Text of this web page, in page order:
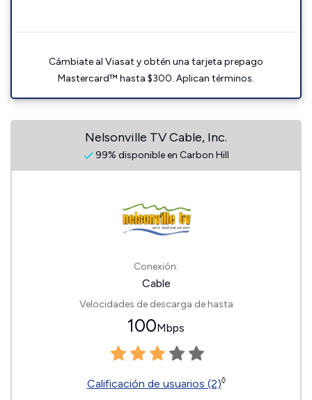
Cámbiate al Viasat y obtén una tarjeta prepago
Mastercard™ hasta $300. Aplican términos.
Nelsonville TV Cable, Inc.
99% disponible en Carbon Hill
Conexión:
Cable
Velocidades de descarga de hasta
100Mbps
Calificación de usuarios (2)◊